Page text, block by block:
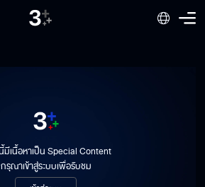
มีเนื้อหาเป็น Special Content
กรุณาเข้าสู่ระบบเพื่อรับชม